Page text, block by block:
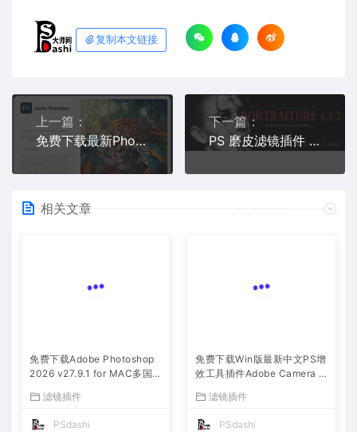
复制本文链接
上一篇：
免费下载最新Photoshop 2024 v25.5.1.408 破解虎标多国语言正式中文完整版安装包PS 【神经滤镜亲测可用】
下一篇：
PS 磨皮滤镜插件 Imagenomic Portraiture 4.1.2 Build 4127 中文汉化破解版免费分享下载
相关文章
免费下载Adobe Photoshop
2026 v27.9.1 for MAC多国
激活一键安装包Ai智能修图设
计师平面设计工具
滤镜插件
PSdashi
免费下载Win版最新中文PS增
效工具插件Adobe Camera R
后期一键安装包预设Lrc照片
文件文档格式打开处理编辑
滤镜插件
PSdashi